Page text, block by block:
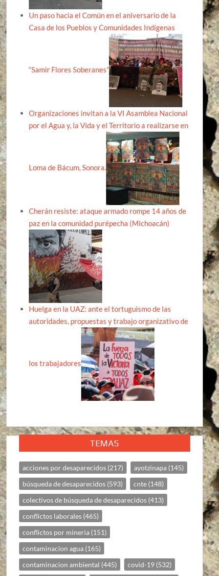
Un paso hacia el Común en el aniversario de la
Casa de los Pueblos y Comunidades Indígenas
“Samir Flores Soberanes”
Organizaciones invitan a la VI Asamblea Nacional
por el Agua y, la Vida y el Territorio a realizarse en
Loma de Bácum, Sonora.
Cherán resiste: ataque armado rompe 14 años de
paz en la comunidad purépecha (Michoacán)
Huelga en la UAZ: ante el tortuguismo de las
autoridades, propuestas y trabajo organizativo de
los trabajadores
TEMAS
acciones por desaparecidos (217) ayotzinapa (145)
búsqueda de desaparecidos (593) cnte (148)
colectivos de búsqueda de desaparecidos (413)
conflictos laborales (465)
conflictos por mineria (151)
contaminacion agua (165)
contaminacion ambiental (445) covid-19 (532)